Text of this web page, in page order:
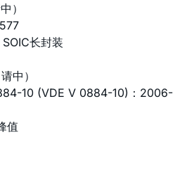
）
长封装
中）
10 (VDE V 0884-10)：2006-
值